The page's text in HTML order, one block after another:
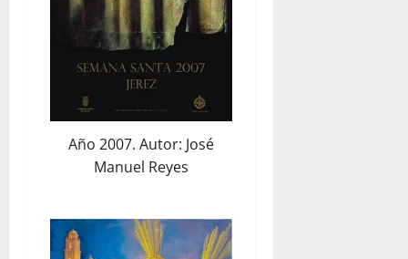
Año 2007. Autor: José
Manuel Reyes